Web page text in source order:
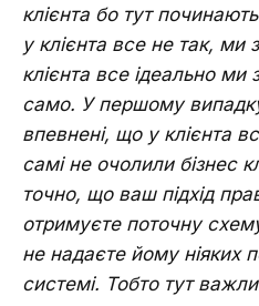
клієнта бо тут
у клієнта все не так,
клієнта все ідеально
само. У першому
впевнені, що у клієнта
самі не очолили бізнес
точно, що ваш підхід
отримуєте поточну
не надаєте йому ніяких
системі. Тобто тут